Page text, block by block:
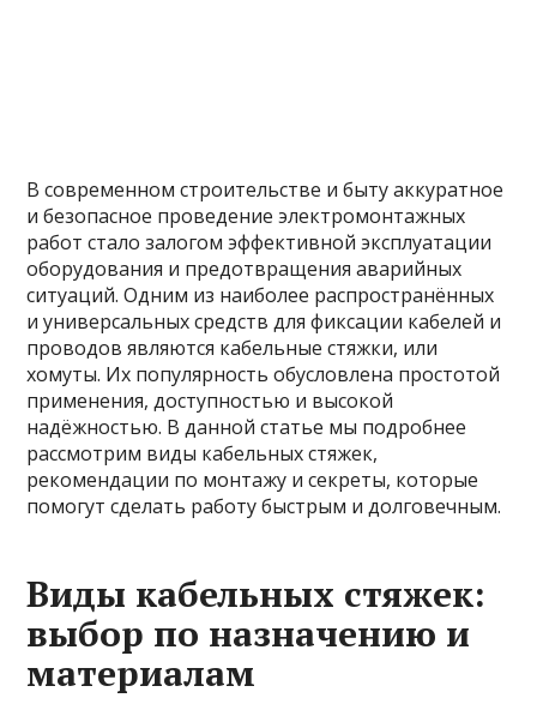
В современном строительстве и быту аккуратное
и безопасное проведение электромонтажных
работ стало залогом эффективной эксплуатации
оборудования и предотвращения аварийных
ситуаций. Одним из наиболее распространённых
и универсальных средств для фиксации кабелей и
проводов являются кабельные стяжки, или
хомуты. Их популярность обусловлена простотой
применения, доступностью и высокой
надёжностью. В данной статье мы подробнее
рассмотрим виды кабельных стяжек,
рекомендации по монтажу и секреты, которые
помогут сделать работу быстрым и долговечным.
Виды кабельных стяжек:
выбор по назначению и
материалам